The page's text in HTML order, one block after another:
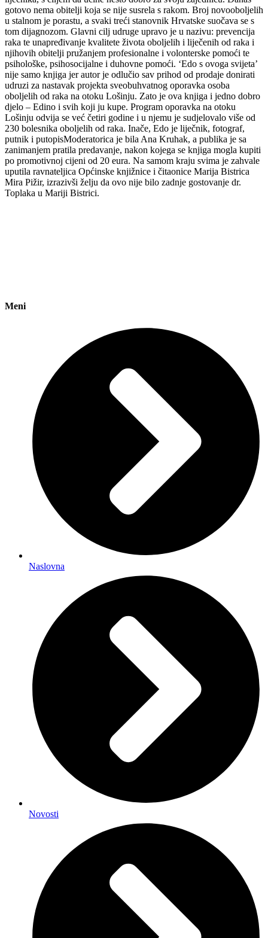
gotovo nema obitelji koja se nije susrela s rakom. Broj novooboljelih
u stalnom je porastu, a svaki treći stanovnik Hrvatske suočava se s
tom dijagnozom. Glavni cilj udruge upravo je u nazivu: prevencija
raka te unapređivanje kvalitete života oboljelih i liječenih od raka i
njihovih obitelji pružanjem profesionalne i volonterske pomoći te
psihološke, psihosocijalne i duhovne pomoći. ‘Edo s ovoga svijeta’
nije samo knjiga jer autor je odlučio sav prihod od prodaje donirati
udruzi za nastavak projekta sveobuhvatnog oporavka osoba
oboljelih od raka na otoku Lošinju. Zato je ova knjiga i jedno dobro
djelo – Edino i svih koji ju kupe. Program oporavka na otoku
Lošinju odvija se već četiri godine i u njemu je sudjelovalo više od
230 bolesnika oboljelih od raka. Inače, Edo je liječnik, fotograf,
putnik i putopisModeratorica je bila Ana Kruhak, a publika je sa
zanimanjem pratila predavanje, nakon kojega se knjiga mogla kupiti
po promotivnoj cijeni od 20 eura. Na samom kraju svima je zahvale
uputila ravnateljica Općinske knjižnice i čitaonice Marija Bistrica
Mira Pižir, izrazivši želju da ovo nije bilo zadnje gostovanje dr.
Toplaka u Mariji Bistrici.
Meni
Naslovna
Novosti